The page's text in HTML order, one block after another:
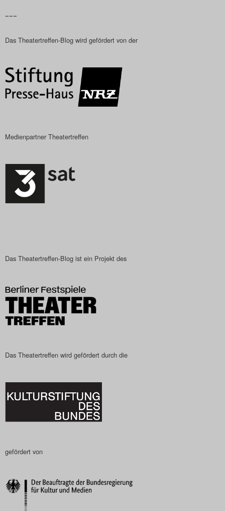
Search
–––
Das Theatertreffen-Blog wird gefördert von der
Medienpartner Theatertreffen
Das Theatertreffen-Blog ist ein Projekt des
Das Theatertreffen wird gefördert durch die
gefördert von